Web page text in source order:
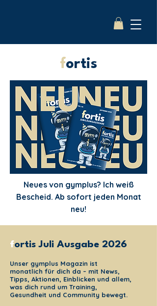
fortis
Neues von gymplus? Ich weiß
Bescheid. Ab sofort jeden Monat
neu!
fortis Juli Ausgabe 2026
Unser gymplus Magazin ist
monatlich für dich da – mit News,
Tipps, Aktionen, Einblicken und allem,
was dich rund um Training,
Gesundheit und Community bewegt.